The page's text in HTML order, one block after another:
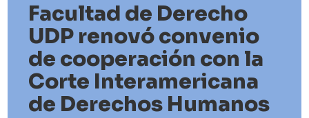
Facultad de Derecho
UDP renovó convenio
de cooperación con la
Corte Interamericana
de Derechos Humanos